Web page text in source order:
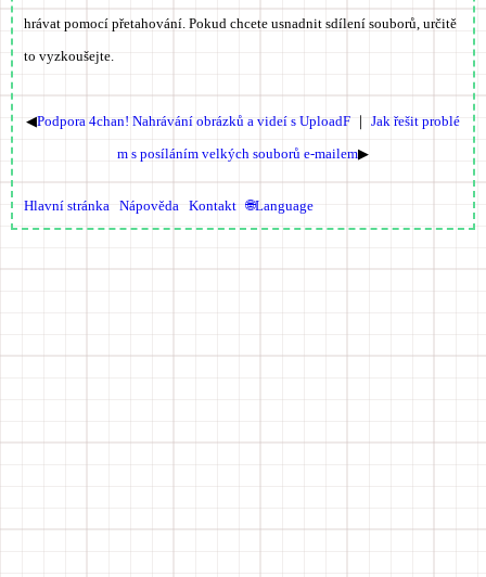
hrávat pomocí přetahování. Pokud chcete usnadnit sdílení souborů, určitě
to vyzkoušejte.
◀Podpora 4chan! Nahrávání obrázků a videí s UploadF ｜ Jak řešit problé
m s posíláním velkých souborů e-mailem▶
Hlavní stránka Nápověda Kontakt 🌐Language